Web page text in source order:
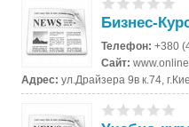
Бизнес-
Телефон:+380
Сайт:
Адрес:ул.Драйзера 9в к.74,